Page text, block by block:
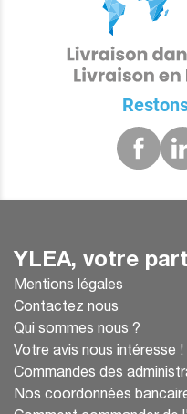
YLEA, votre
Mentions légales
Contactez nous
Qui sommes nous ?
Votre avis nous intéresse !
Commandes des
Nos coordonnées